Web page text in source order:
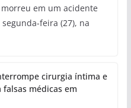
em um acidente
feira (27), na
cirurgia íntima e
falsas médicas em